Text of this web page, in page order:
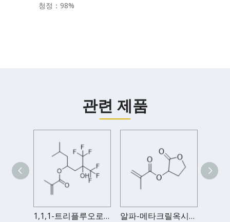
청정： 98%
관련 제품
1,1,1-트리플루오로-2-히드록시-6-메틸-2-(트리플루오로메틸)-헵탄-4-일 메타크릴레이트 알파-메타크릴옥시-가마-부티로락톤